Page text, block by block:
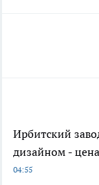
Ирбитский
дизайном -
04:55